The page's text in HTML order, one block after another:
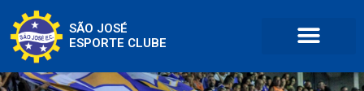
SÃO JOSÉ
ESPORTE CLUBE